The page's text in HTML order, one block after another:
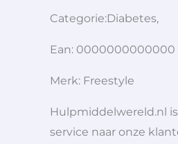
Categorie:Diabetes,
Ean: 0000000000000
Merk: Freestyle
Hulpmiddelwereld.nl
service naar onze